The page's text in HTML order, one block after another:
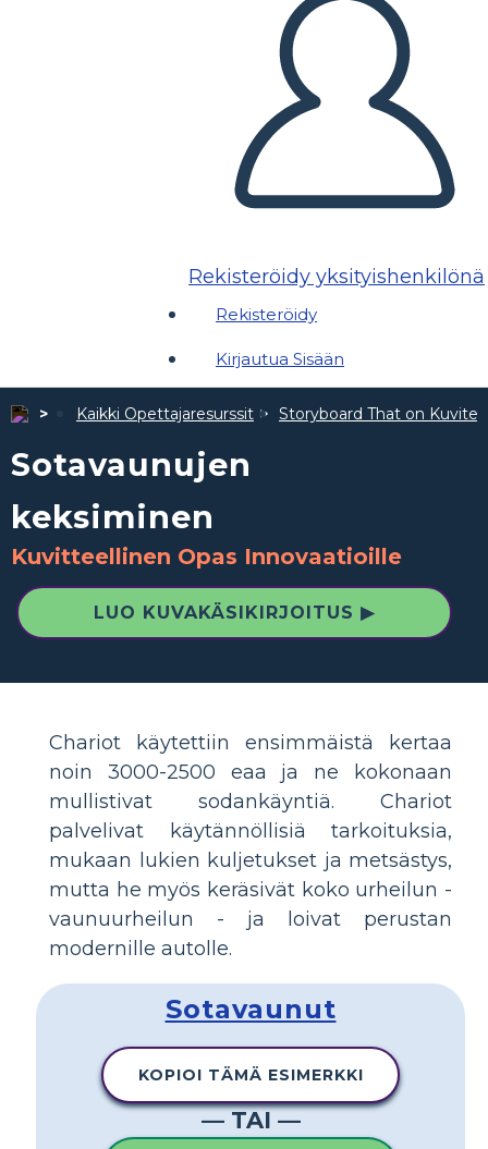
Rekisteröidy yksityishenkilönä
Rekisteröidy
Kirjautua Sisään
Kaikki Opettajaresurssit Storyboard That on
Sotavaunujen
keksiminen
Kuvitteellinen Opas Innovaatioille
LUO KUVAKÄSIKIRJOITUS ▶
Chariot käytettiin ensimmäistä kertaa
noin 3000-2500 eaa ja ne kokonaan
mullistivat sodankäyntiä. Chariot
palvelivat käytännöllisiä tarkoituksia,
mukaan lukien kuljetukset ja metsästys,
mutta he myös keräsivät koko urheilun -
vaunuurheilun - ja loivat perustan
modernille autolle.
Sotavaunut
KOPIOI TÄMÄ ESIMERKKI
— TAI —